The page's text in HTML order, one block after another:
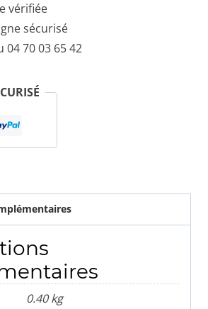
vérifiée
sécurisé
04 70 03 65 42
0.40 kg